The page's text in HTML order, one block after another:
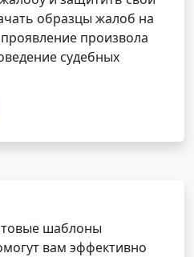
образцы жалоб на
произвола
судебных
шаблоны
вам эффективно